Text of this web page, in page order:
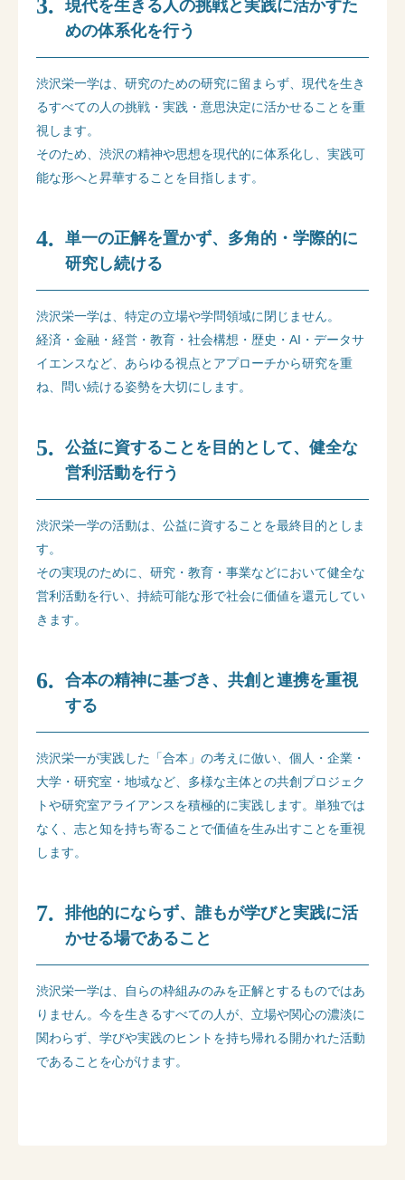
現代を生きる人の挑戦と実践に活かすた
めの体系化を行う
渋沢栄一学は、研究のための研究に留まらず、 現代を生き
るすべての人の挑戦・実践・意思決定に活かせることを重
視します。
そのため、渋沢の精神や思想を現代的に体系化し、実践可
能な形へと昇華することを目指します。
単一の正解を置かず、多角的・学際的に
研究し続ける
渋沢栄一学は、特定の立場や学問領域に閉じません。
経済・金融・経営・教育・社会構想・歴史・AI・データサ
イエンスなど、あらゆる視点とアプローチから研究を重
ね、問い続ける姿勢を大切にします。
公益に資することを目的として、健全な
営利活動を行う
渋沢栄一学の活動は、公益に資することを最終目的としま
す。
その実現のために、研究・教育・事業などにおいて健全な
営利活動を行い、持続可能な形で社会に価値を還元してい
きます。
合本の精神に基づき、共創と連携を重視
する
渋沢栄一が実践した「合本」の考えに倣い、個人・企業・
大学・研究室・地域など、多様な主体との共創プロジェク
トや研究室アライアンスを積極的に実践します。単独では
なく、志と知を持ち寄ることで価値を生み出すことを重視
します。
排他的にならず、誰もが学びと実践に活
かせる場であること
渋沢栄一学は、自らの枠組みのみを正解とするものではあ
りません。今を生きるすべての人が、立場や関心の濃淡に
関わらず、学びや実践のヒントを持ち帰れる開かれた活動
であることを心がけます。